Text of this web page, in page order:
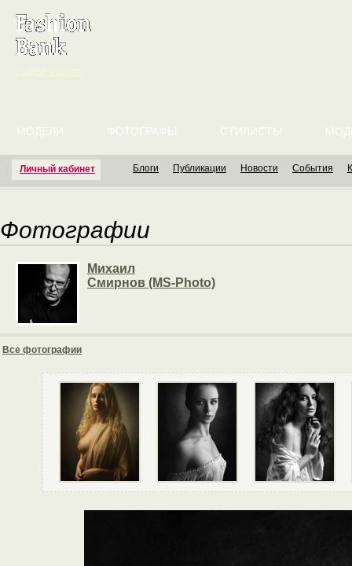
Личный кабинет
МОДЕЛИ ФОТОГРАФЫ СТИЛИСТЫ
Блоги Публикации Новости События
Фотографии
Михаил
Смирнов (MS-Photo)
Все фотографии